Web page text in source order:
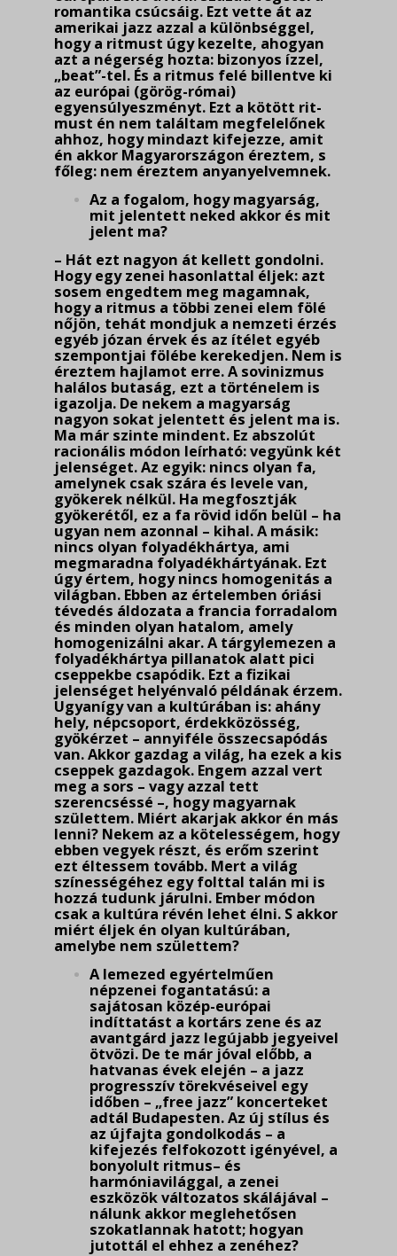
romantika csúcsáig. Ezt vette át az
amerikai jazz azzal a kü­lönbséggel,
hogy a ritmust úgy kezelte, ahogyan
azt a négerség hozta: bizonyos ízzel,
„beat”-tel. És a ritmus felé billentve ki
az európai (görög-római)
egyensúlyeszményt. Ezt a kötött rit­
must én nem találtam megfelelőnek
ahhoz, hogy mindazt kifejezze, amit
én akkor Magyar­or­szágon éreztem, s
főleg: nem éreztem anyanyelvemnek.
Az a fogalom, hogy magyarság,
mit jelentett neked akkor és mit
jelent ma?
– Hát ezt nagyon át kellett gondolni.
Hogy egy zenei hasonlattal éljek: azt
sosem engedtem meg magamnak,
hogy a ritmus a többi zenei elem fölé
nőjön, tehát mondjuk a nemzeti érzés
egyéb józan érvek és az ítélet egyéb
szempontjai fölébe kerekedjen. Nem is
éreztem hajlamot erre. A sovinizmus
halálos butaság, ezt a történelem is
igazolja. De nekem a magyarság
nagyon sokat jelentett és jelent ma is.
Ma már szinte mindent. Ez abszolút
racionális módon leírható: vegyünk két
jelenséget. Az egyik: nincs olyan fa,
amelynek csak szára és levele van,
gyökerek nélkül. Ha megfosztják
gyökerétől, ez a fa rövid időn belül – ha
ugyan nem azonnal – kihal. A másik:
nincs olyan folyadékhártya, ami
megmaradna folyadékhártyának. Ezt
úgy értem, hogy nincs homogenitás a
világban. Ebben az értelemben óriási
tévedés áldozata a francia forradalom
és minden olyan hatalom, amely
homogenizálni akar. A tárgylemezen a
folyadékhártya pilla­natok alatt pici
cseppekbe csapódik. Ezt a fizikai
jelenséget helyénvaló példának érzem.
Ugyan­így van a kultúrában is: ahány
hely, népcsoport, érdekközösség,
gyökérzet – annyiféle összecsa­pódás
van. Akkor gazdag a világ, ha ezek a kis
cseppek gazdagok. Engem azzal vert
meg a sors – vagy azzal tett
szerencséssé –, hogy magyarnak
születtem. Miért akarjak akkor én más
lenni? Nekem az a kötelességem, hogy
ebben vegyek részt, és erőm szerint
ezt éltessem tovább. Mert a világ
színességéhez egy folttal talán mi is
hozzá tudunk járulni. Ember módon
csak a kultúra révén lehet élni. S akkor
miért éljek én olyan kultúrában,
amelybe nem születtem?
A lemezed egyértelműen
népzenei fogantatású: a
sajátosan közép-európai
indíttatást a kortárs zene és az
avantgárd jazz legújabb jegyeivel
ötvözi. De te már jóval előbb, a
hatvanas évek elején – a jazz
progresszív törekvéseivel egy
időben – „free jazz” koncerteket
adtál Buda­pesten. Az új stílus és
az újfajta gondolkodás – a
kifejezés felfokozott igényével, a
bonyolult ritmus– és
harmóniavilággal, a zenei
eszközök változatos skálájával –
nálunk akkor meglehető­sen
szokatlannak hatott; hogyan
jutottál el ehhez a zenéhez?